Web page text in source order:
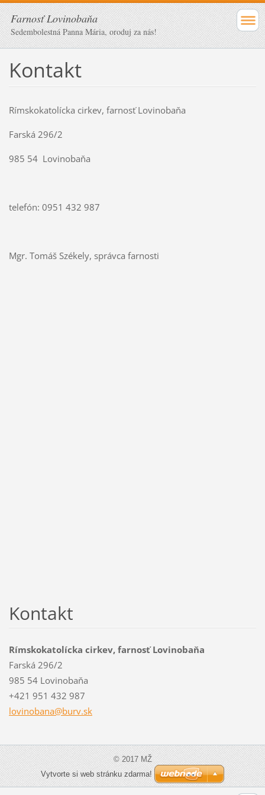
Farnosť Lovinobaňa
Sedembolestná Panna Mária, oroduj za nás!
Kontakt
Rímskokatolícka cirkev, farnosť Lovinobaňa
Farská 296/2
985 54 Lovinobaňa
telefón: 0951 432 987
Mgr. Tomáš Székely, správca farnosti
Kontakt
Rímskokatolícka cirkev, farnosť Lovinobaňa
Farská 296/2
985 54 Lovinobaňa
+421 951 432 987
lovinobana@burv.sk
© 2017 MŽ
Vytvorte si web stránku zdarma!